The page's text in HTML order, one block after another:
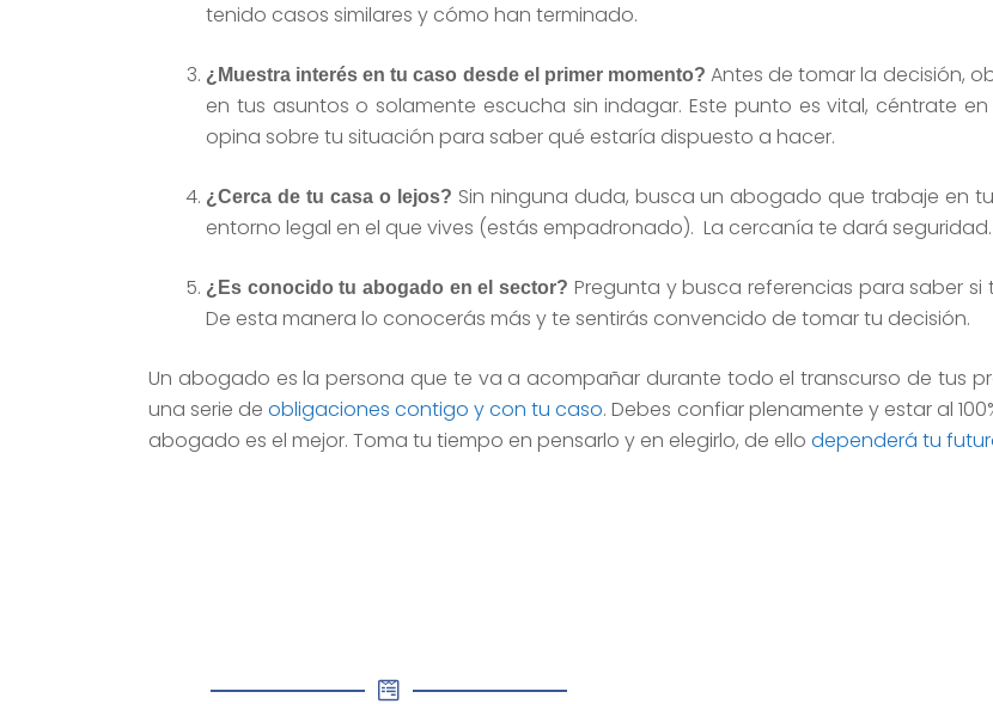
tenido casos similares y cómo han terminado.
¿Muestra interés en tu caso desde el primer momento? Antes de tomar la decisión,
en tus asuntos o solamente escucha sin indagar. Este punto es vital, céntrate
opina sobre tu situación para saber qué estaría dispuesto a hacer.
¿Cerca de tu casa o lejos? Sin ninguna duda, busca un abogado que trabaje en
entorno legal en el que vives (estás empadronado). La cercanía te dará seguridad.
¿Es conocido tu abogado en el sector? Pregunta y busca referencias para saber
De esta manera lo conocerás más y te sentirás convencido de tomar tu decisión.
Un abogado es la persona que te va a acompañar durante todo el transcurso de tus
una serie deobligaciones contigo y con tu caso. Debes confiar plenamente y estar al
abogado es el mejor. Toma tu tiempo en pensarlo y en elegirlo, de ello dependerá tu